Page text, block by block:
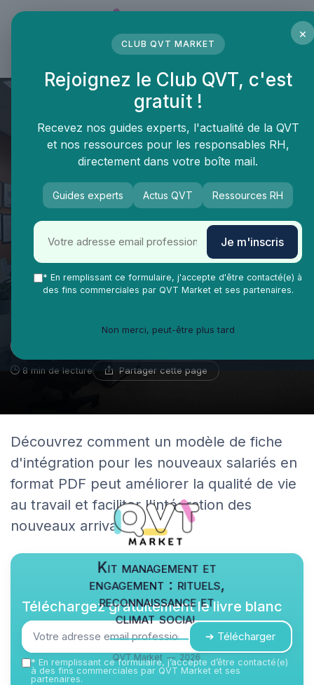
QVT Market Recrutement
Optimiser l'intégration des
nouveaux employés avec un
8 min de lecture Partager cette page
Découvrez comment un modèle de fiche
d'intégration pour les nouveaux salariés en
format PDF peut améliorer la qualité de vie
au travail et faciliter l'intégration des
nouveaux arrivants.
Kit management et
engagement : rituels,
reconnaissance et
climat social
QVT Market — 2026
Téléchargez gratuitement le livre blanc
➔ Télécharger
* En remplissant ce formulaire, j’accepte d’être contacté(e)
à des fins commerciales par QVT Market et ses
partenaires.
×
CLUB QVT MARKET
Rejoignez le Club QVT, c'est
gratuit !
Recevez nos guides experts, l'actualité de la QVT
et nos ressources pour les responsables RH,
directement dans votre boîte mail.
Guides experts Actus QVT Ressources RH
Je m'inscris
* En remplissant ce formulaire, j'accepte d'être contacté(e) à
des fins commerciales par QVT Market et ses partenaires.
Non merci, peut-être plus tard
Panneau de gestion des cookies